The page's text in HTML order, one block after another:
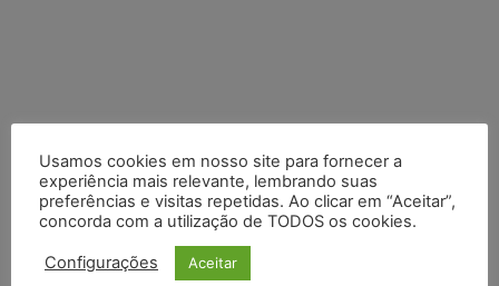
COMPARTILHE
Usamos cookies em nosso site para fornecer a
experiência mais relevante, lembrando suas
preferências e visitas repetidas. Ao clicar em “Aceitar”,
concorda com a utilização de TODOS os cookies.
Configurações Aceitar